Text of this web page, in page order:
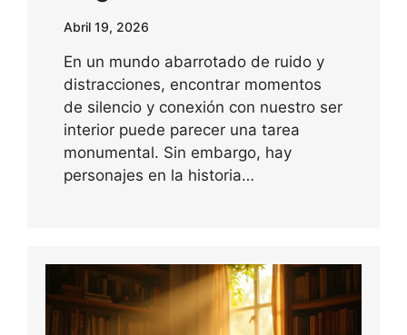
Abril 19, 2026
En un mundo abarrotado de ruido y
distracciones, encontrar momentos
de silencio y conexión con nuestro ser
interior puede parecer una tarea
monumental. Sin embargo, hay
personajes en la historia…